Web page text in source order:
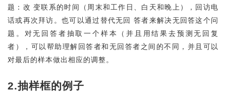
题：改 变联系的时间（周末和工作日、白天和晚上），回访电
话或再次拜访。也可以通过替代无回 答者来解决无回答这个问
题。对无回答者抽取一个样本（并且用结果去预测无回复
者），可以帮助理解回答者和无回答者之间的不同，并且可以
对最后的样本做出相应的调整。
2.抽样框的例子